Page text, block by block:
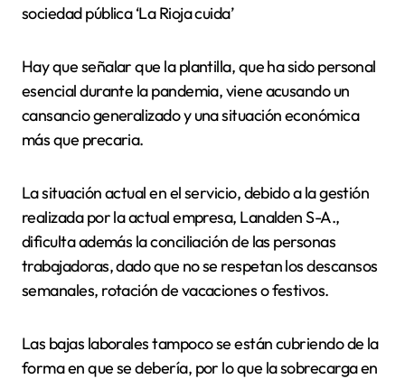
sociedad pública ‘La Rioja cuida’
Hay que señalar que la plantilla, que ha sido personal
esencial durante la pandemia, viene acusando un
cansancio generalizado y una situación económica
más que precaria.
La situación actual en el servicio, debido a la gestión
realizada por la actual empresa, Lanalden S-A.,
dificulta además la conciliación de las personas
trabajadoras, dado que no se respetan los descansos
semanales, rotación de vacaciones o festivos.
Las bajas laborales tampoco se están cubriendo de la
forma en que se debería, por lo que la sobrecarga en